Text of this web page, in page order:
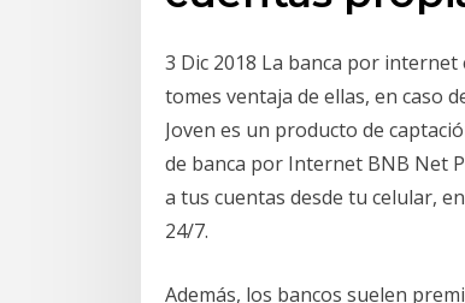
3 Dic 2018 La banca por
tomes ventaja de ellas, en caso
Joven es un producto de
de banca por Internet BNB Net
a tus cuentas desde tu celular,
24/7.
Además, los bancos suelen